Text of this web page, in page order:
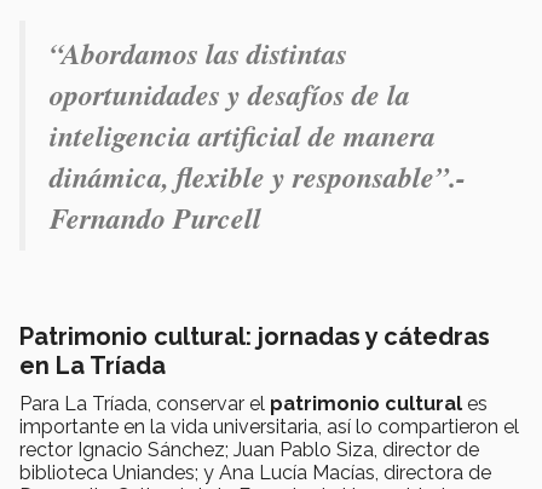
“Abordamos las distintas
oportunidades y desafíos de la
inteligencia artificial de manera
dinámica, flexible y responsable”.-
Fernando Purcell
Patrimonio cultural: jornadas y cátedras
en La Tríada
Para La Tríada, conservar el patrimonio cultural es
importante en la vida universitaria, así lo compartieron el
rector Ignacio Sánchez; Juan Pablo Siza, director de
biblioteca Uniandes; y Ana Lucía Macías, directora de